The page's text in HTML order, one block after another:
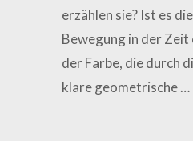
erzäh­len sie? Ist es
Bewe­gung in der
der Far­be, die durch
kla­re geometrische …